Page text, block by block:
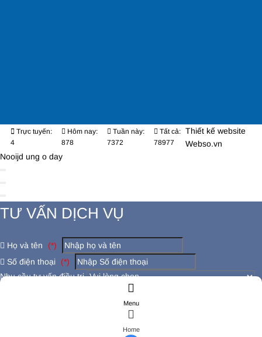
Trực tuyến:
4
Hôm nay:
878
Tuần này:
7372
Tất cả:
78977
Thiết kế website
Webso.vn
Menu
Home
Nooijd ung o day
TƯ VẤN DỊCH VỤ
Họ và tên
(*)
Số điện thoại
(*)
Nhu cầu tư vấn điều trị